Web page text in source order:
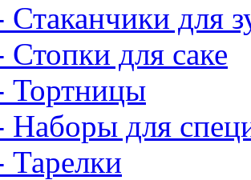
Стаканчики для
Стопки для саке
Тортницы
Наборы для
Тарелки